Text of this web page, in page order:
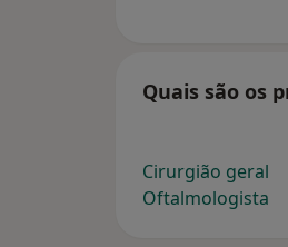
Quais são os
Cirurgião geral
Oftalmologista